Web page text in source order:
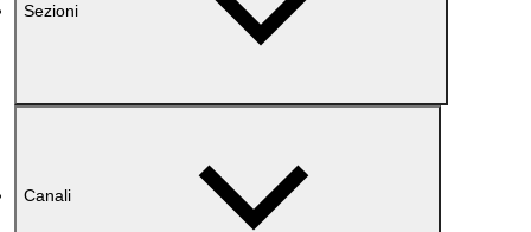
Sezioni
Canali